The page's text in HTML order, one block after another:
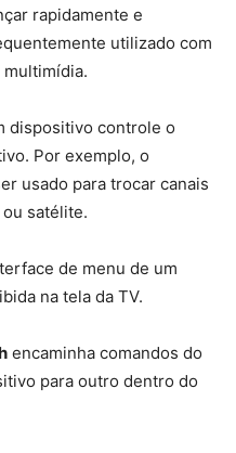
rapidamente e
utilizado com
dispositivo controle o
Por exemplo, o
usado para trocar canais
satélite.
de menu de um
na tela da TV.
encaminha comandos do
para outro dentro do